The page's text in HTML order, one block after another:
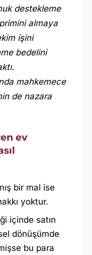
destekleme
almaya
işini
bedelini
mahkemece
de nazara
ev
bir mal ise
yoktur.
içinde satın
dönüşümde
bu para